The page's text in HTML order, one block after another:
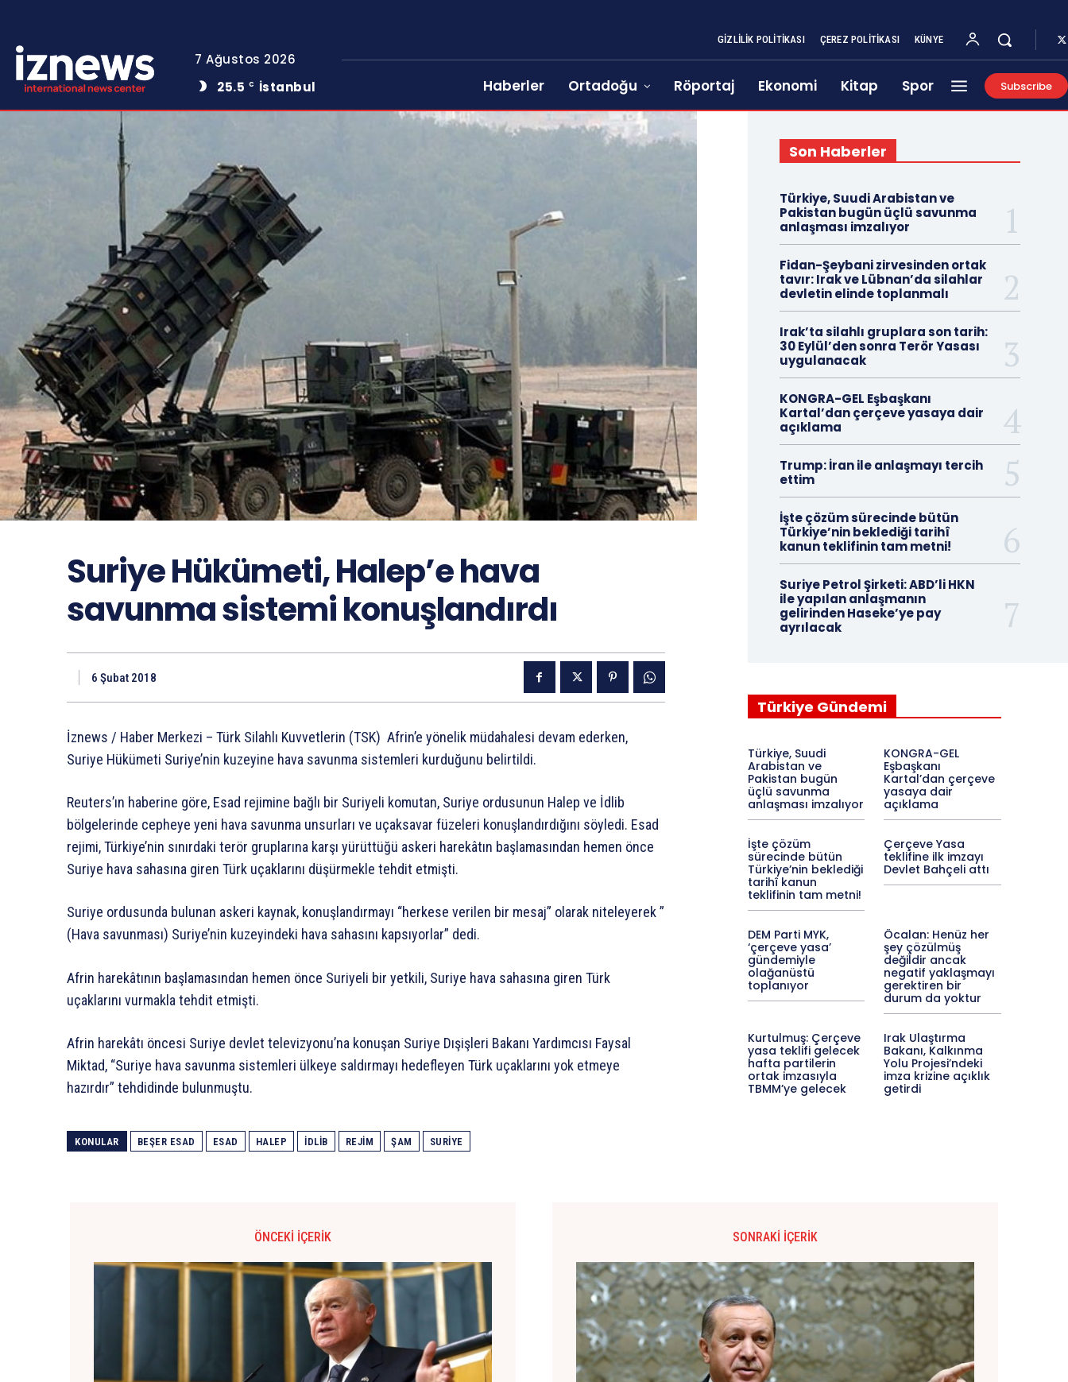
7 Ağustos 2026
25.5 C İstanbul
GIZLILIK POLITIKASI ÇEREZ POLITIKASI KÜNYE
Haberler Ortadoğu Röportaj Ekonomi Kitap Spor Subscribe
Suriye Hükümeti, Halep’e hava
savunma sistemi konuşlandırdı
6 Şubat 2018
İznews / Haber Merkezi – Türk Silahlı Kuvvetlerin (TSK) Afrin’e yönelik müdahalesi devam ederken,
Suriye Hükümeti Suriye’nin kuzeyine hava savunma sistemleri kurduğunu belirtildi.
Reuters’ın haberine göre, Esad rejimine bağlı bir Suriyeli komutan, Suriye ordusunun Halep ve İdlib
bölgelerinde cepheye yeni hava savunma unsurları ve uçaksavar füzeleri konuşlandırdığını söyledi. Esad
rejimi, Türkiye’nin sınırdaki terör gruplarına karşı yürüttüğü askeri harekâtın başlamasından hemen önce
Suriye hava sahasına giren Türk uçaklarını düşürmekle tehdit etmişti.
Suriye ordusunda bulunan askeri kaynak, konuşlandırmayı “herkese verilen bir mesaj” olarak niteleyerek ”
(Hava savunması) Suriye’nin kuzeyindeki hava sahasını kapsıyorlar” dedi.
Afrin harekâtının başlamasından hemen önce Suriyeli bir yetkili, Suriye hava sahasına giren Türk
uçaklarını vurmakla tehdit etmişti.
Afrin harekâtı öncesi Suriye devlet televizyonu’na konuşan Suriye Dışişleri Bakanı Yardımcısı Faysal
Miktad, “Suriye hava savunma sistemleri ülkeye saldırmayı hedefleyen Türk uçaklarını yok etmeye
hazırdır” tehdidinde bulunmuştu.
KONULAR BEŞER ESAD ESAD HALEP İDLIB REJİM ŞAM SURIYE
Son Haberler
Türkiye, Suudi Arabistan ve
Pakistan bugün üçlü savunma
anlaşması imzalıyor
Fidan-Şeybani zirvesinden ortak
tavır: Irak ve Lübnan’da silahlar
devletin elinde toplanmalı
Irak’ta silahlı gruplara son tarih:
30 Eylül’den sonra Terör Yasası
uygulanacak
KONGRA-GEL Eşbaşkanı
Kartal’dan çerçeve yasaya dair
açıklama
Trump: İran ile anlaşmayı tercih
ettim
İşte çözüm sürecinde bütün
Türkiye’nin beklediği tarihî
kanun teklifinin tam metni!
Suriye Petrol Şirketi: ABD’li HKN
ile yapılan anlaşmanın
gelirinden Haseke’ye pay
ayrılacak
Türkiye Gündemi
Türkiye, Suudi
Arabistan ve
Pakistan bugün
üçlü savunma
anlaşması imzalıyor
KONGRA-GEL
Eşbaşkanı
Kartal’dan çerçeve
yasaya dair
açıklama
İşte çözüm
sürecinde bütün
Türkiye’nin beklediği
tarihî kanun
teklifinin tam metni!
Çerçeve Yasa
teklifine ilk imzayı
Devlet Bahçeli attı
DEM Parti MYK,
‘çerçeve yasa’
gündemiyle
olağanüstü
toplanıyor
Öcalan: Henüz her
şey çözülmüş
değildir ancak
negatif yaklaşmayı
gerektiren bir
durum da yoktur
Kurtulmuş: Çerçeve
yasa teklifi gelecek
hafta partilerin
ortak imzasıyla
TBMM’ye gelecek
Irak Ulaştırma
Bakanı, Kalkınma
Yolu Projesi’ndeki
imza krizine açıklık
getirdi
ÖNCEKI İÇERIK SONRAKI İÇERIK